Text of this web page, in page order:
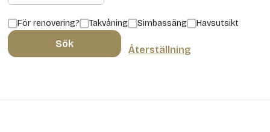
För renovering? Takvåning Simbassäng Havsutsikt
Sök
Återställning